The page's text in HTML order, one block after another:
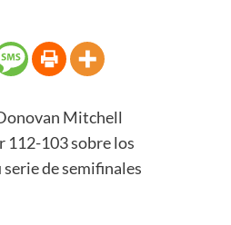
Mitchell
112-103 sobre los
de semifinales